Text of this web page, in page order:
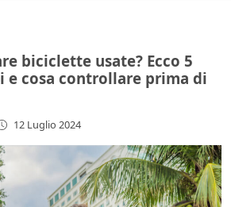
biciclette usate? Ecco 5
cosa controllare prima di
12 Luglio 2024